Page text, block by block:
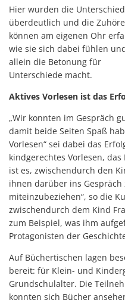
Hier wurden die
überdeutlich und die
können am eigenen Ohr
wie sie sich dabei fühlen
allein die Betonung für
Unterschiede macht.
Aktives Vorlesen ist das
„Wir konnten im Gespräch
damit beide Seiten Spaß
Vorlesen“ sei dabei das
kindgerechtes Vorlesen,
ist es, zwischendurch den
ihnen darüber ins Gespräch
miteinzubeziehen“, so die
zwischendurch dem Kind
zum Beispiel, was ihm
Protagonisten der
Auf Büchertischen lagen
bereit: für Klein- und
Grundschulalter. Die
konnten sich Bücher